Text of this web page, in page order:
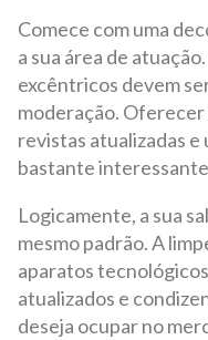
Comece com uma
a sua área de
excêntricos devem
moderação. Oferecer
revistas atualizadas e
bastante
Logicamente, a sua
mesmo padrão. A
aparatos
atualizados e
deseja ocupar no